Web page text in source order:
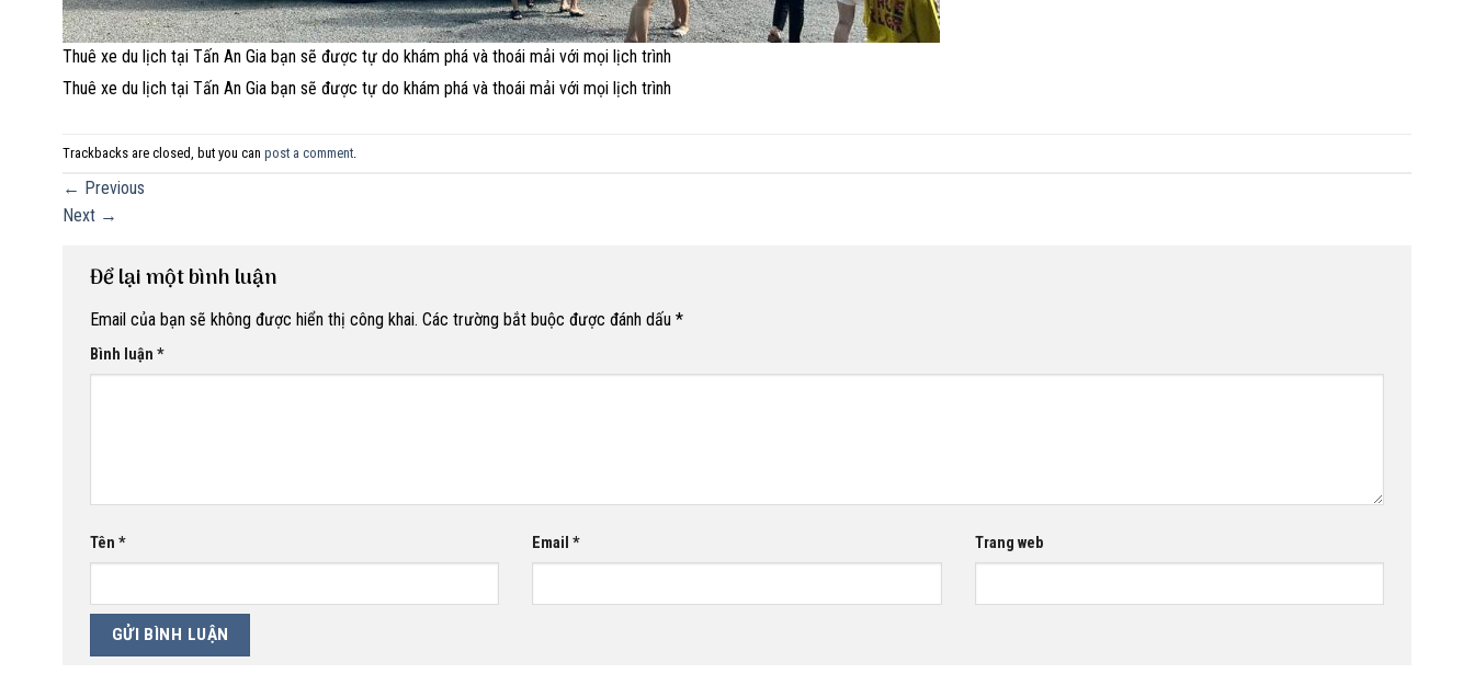
Thuê xe du lịch tại Tấn An Gia bạn sẽ được tự do khám phá và thoái mải với mọi lịch trình
Thuê xe du lịch tại Tấn An Gia bạn sẽ được tự do khám phá và thoái mải với mọi lịch trình
Trackbacks are closed, but you can post a comment
← Previous
Next →
Để lại một bình luận
Email của bạn sẽ không được hiển thị công khai. Các trường bắt buộc được đánh dấu *
Bình luận *
Tên * Email* Trang web